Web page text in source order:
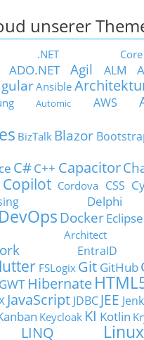
unserer
.NET Core
ADO.NET Agil ALM
Ansible
Automic AWS
BizTalk Blazor
C#C++ Capacitor
Copilot Cordova CSS
Delphi
DevOps DockerEclipse
Architect
EntraID
FSLogix Git GitHub
GWT Hibernate
JavaScript JDBC JEE
Keycloak KI Kotlin
LINQ Linux